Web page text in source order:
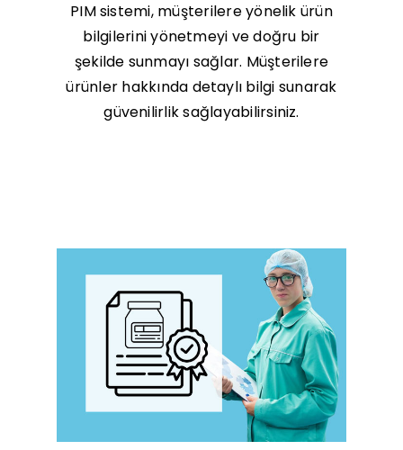
PIM sistemi, müşterilere yönelik ürün
bilgilerini yönetmeyi ve doğru bir
şekilde sunmayı sağlar. Müşterilere
ürünler hakkında detaylı bilgi sunarak
güvenilirlik sağlayabilirsiniz.